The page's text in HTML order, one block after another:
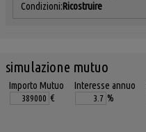
Condizioni:Ricostruire
simulazione mutuo
Importo Mutuo
€
Interesse annuo
%